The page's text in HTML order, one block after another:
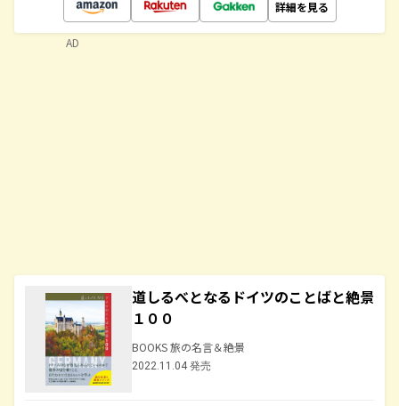
詳細を見る
道しるべとなるドイツのことばと絶景
１００
BOOKS 旅の名言＆絶景
2022.11.04 発売
AD